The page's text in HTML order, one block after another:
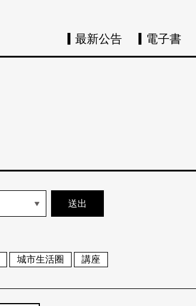
最新公告 電子書
城市生活圈 講座